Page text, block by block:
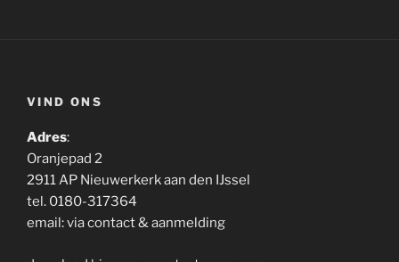
VIND ONS
Adres:
Oranjepad 2
2911 AP Nieuwerkerk aan den IJssel
tel. 0180-317364
email: via contact & aanmelding